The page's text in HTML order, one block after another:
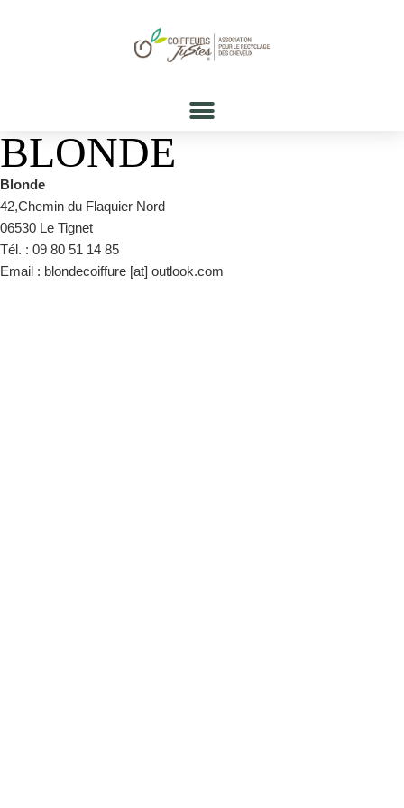
BLONDE
Blonde
42,Chemin du Flaquier Nord
06530 Le Tignet
Tél. : 09 80 51 14 85
Email : blondecoiffure [at] outlook.com